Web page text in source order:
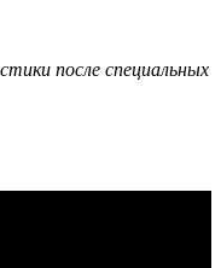
после специальных